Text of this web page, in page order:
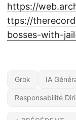
https://
ttps://
bosses-with-
Grok IA
Responsabilité